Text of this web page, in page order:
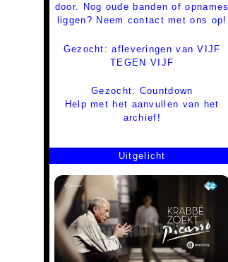
door. Nog oude banden of opnames
liggen? Neem contact met ons op!
Gezocht: afleveringen van VIJF
TEGEN VIJF
Gezocht: Countdown
Help met het aanvullen van het
archief!
Uitgelicht